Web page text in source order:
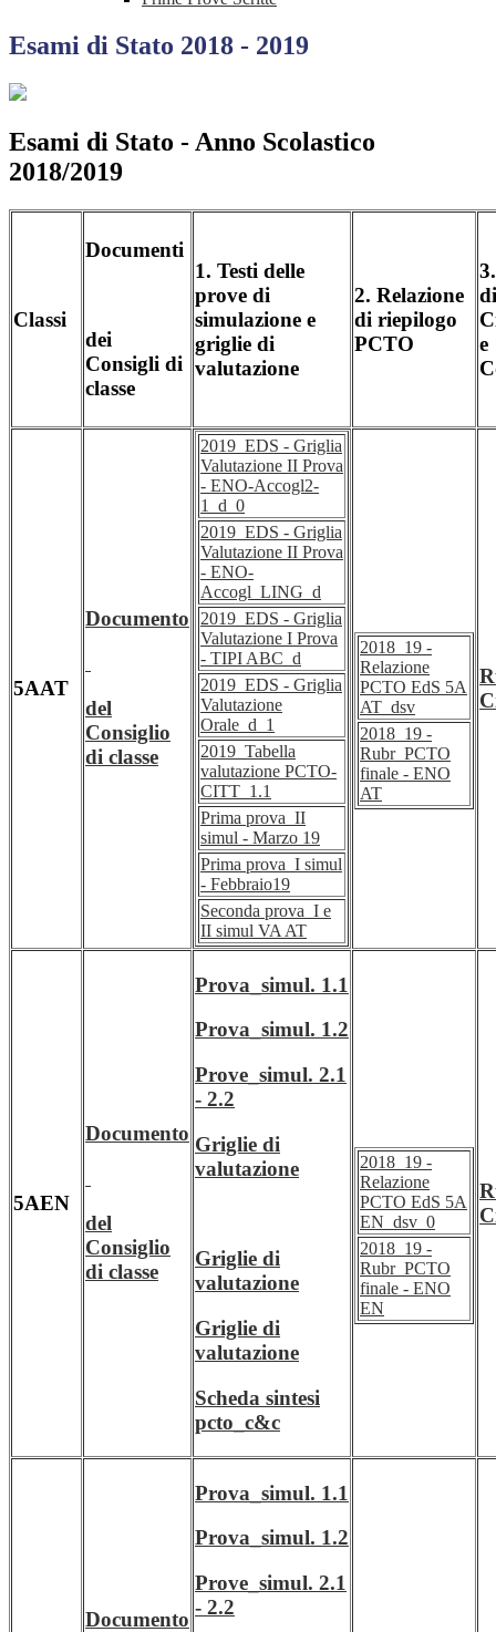
Esami di Stato 2018 - 2019
Esami di Stato - Anno Scolastico
2018/2019
Classi
Documenti
dei
Consigli di
classe
1. Testi delle
prove di
simulazione e
griglie di
valutazione
2. Relazione
di riepilogo
PCTO
di
e
5AAT
Documento
del
Consiglio
di classe
2019_EDS - Griglia
Valutazione II Prova
- ENO-Accogl2-
1_d_0
2019_EDS - Griglia
Valutazione II Prova
- ENO-
Accogl_LING_d
2019_EDS - Griglia
Valutazione I Prova
- TIPI ABC_d
2019_EDS - Griglia
Valutazione
Orale_d_1
2019_Tabella
valutazione PCTO-
CITT_1.1
Prima prova_II
simul - Marzo 19
Prima prova_I simul
- Febbraio19
Seconda prova_I e
II simul VA AT
2018_19 -
Relazione
PCTO EdS 5A
AT_dsv
2018_19 -
Rubr_PCTO
finale - ENO
AT
5AEN
Documento
del
Consiglio
di classe
Prova_simul. 1.1
Prova_simul. 1.2
Prove_simul. 2.1
- 2.2
Griglie di
valutazione
Griglie di
valutazione
Griglie di
valutazione
Scheda sintesi
pcto_c&c
2018_19 -
Relazione
PCTO EdS 5A
EN_dsv_0
2018_19 -
Rubr_PCTO
finale - ENO
EN
Documento
Prova_simul. 1.1
Prova_simul. 1.2
Prove_simul. 2.1
- 2.2